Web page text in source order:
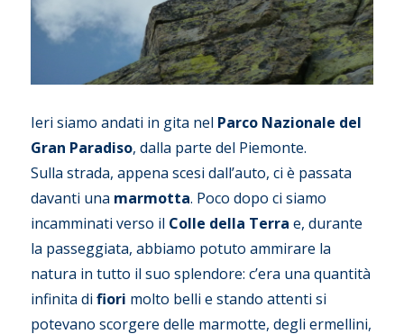
Ieri siamo andati in gita nel Parco Nazionale del
Gran Paradiso, dalla parte del Piemonte.
Sulla strada, appena scesi dall’auto, ci è passata
davanti una marmotta. Poco dopo ci siamo
incamminati verso il Colle della Terra e, durante
la passeggiata, abbiamo potuto ammirare la
natura in tutto il suo splendore: c’era una quantità
infinita difiori molto belli e stando attenti si
potevano scorgere delle marmotte, degli ermellini,